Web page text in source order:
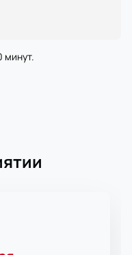
минут.